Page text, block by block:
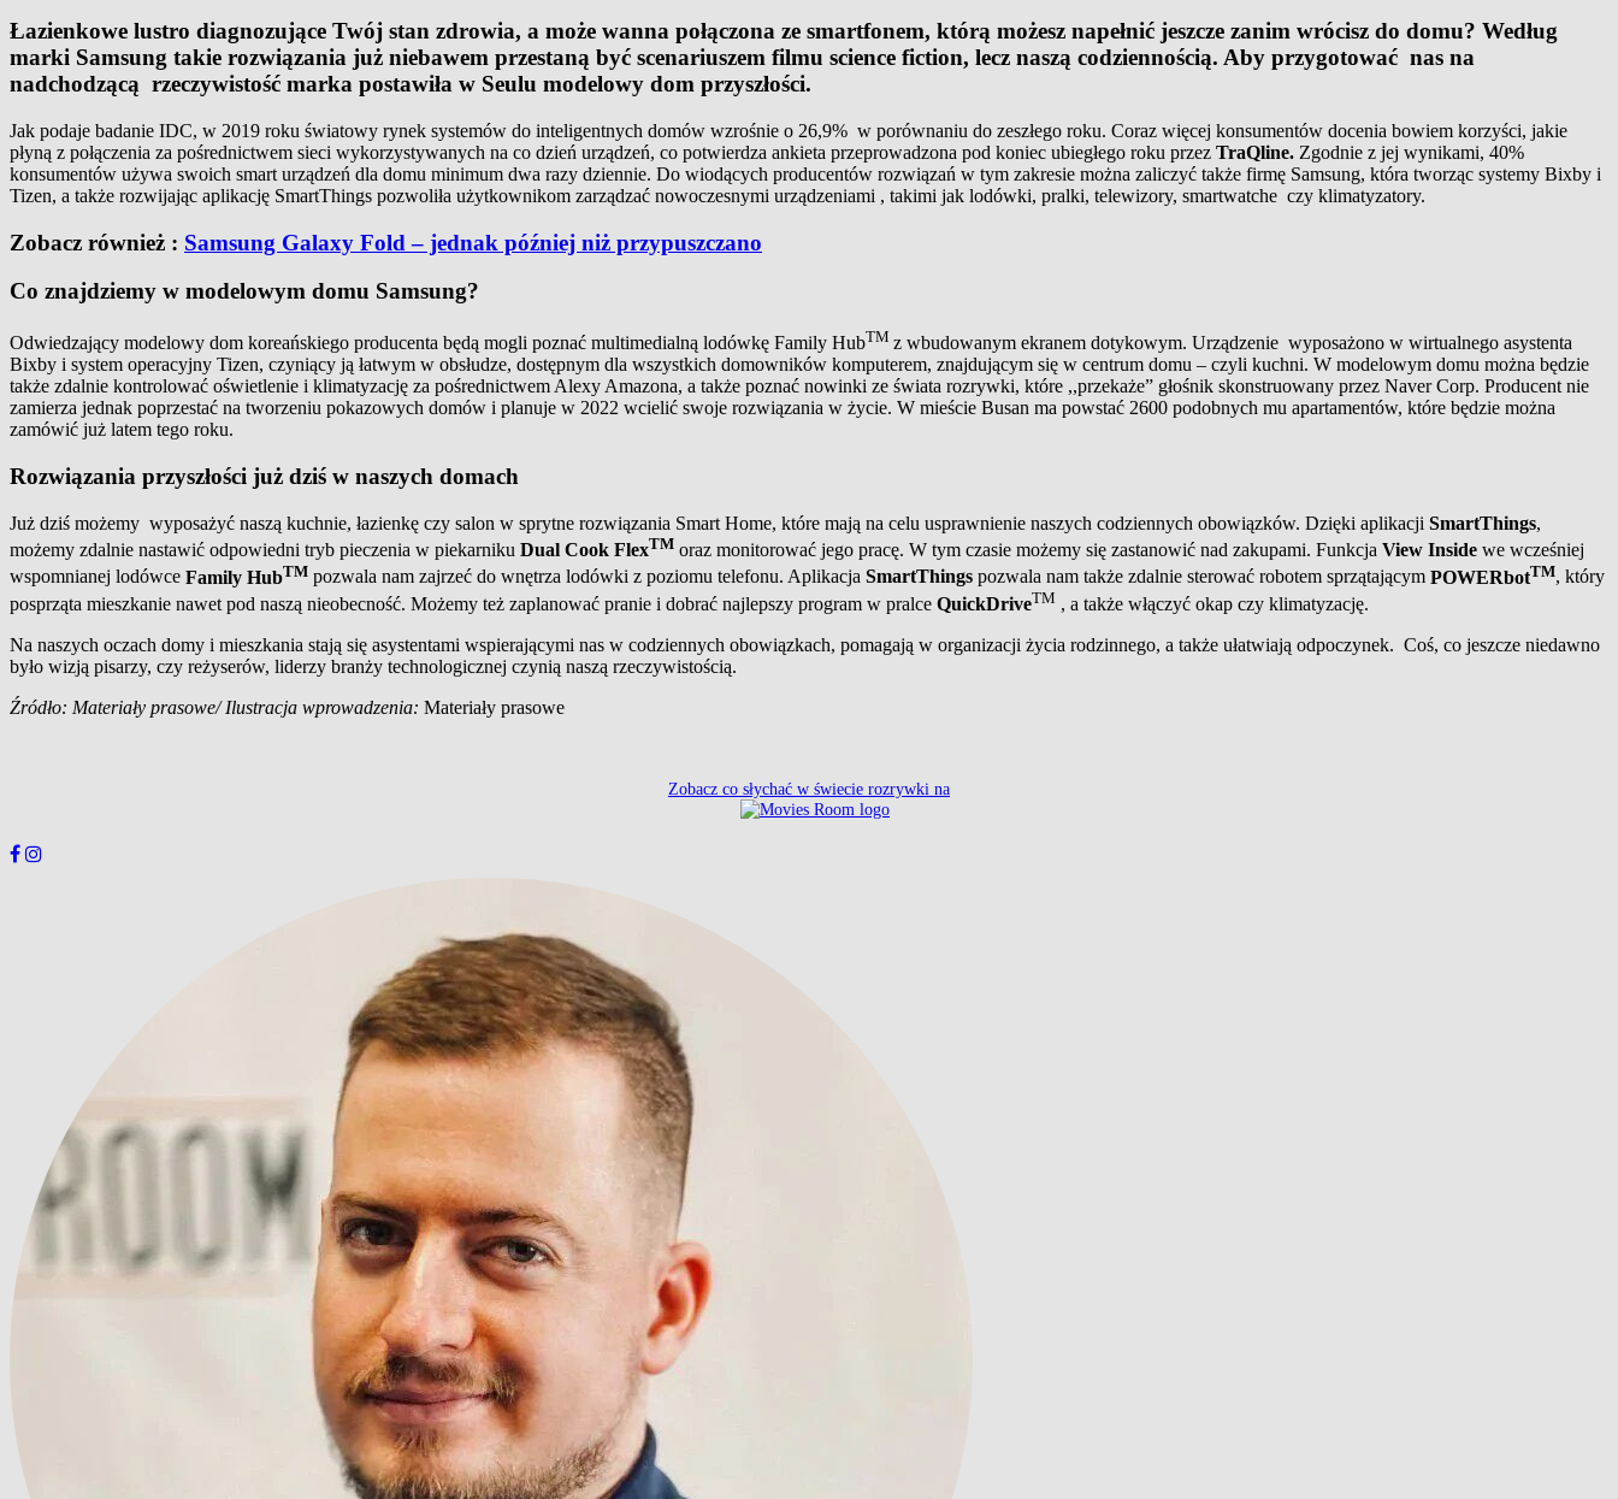
Łazienkowe lustro diagnozujące Twój stan zdrowia, a może wanna połączona ze smartfonem, którą możesz napełnić jeszcze zanim wrócisz do domu? Według
marki Samsung takie rozwiązania już niebawem przestaną być scenariuszem filmu science fiction, lecz naszą codziennością. Aby przygotować nas na
nadchodzącą rzeczywistość marka postawiła w Seulu modelowy dom przyszłości.
Jak podaje badanie IDC, w 2019 roku światowy rynek systemów do inteligentnych domów wzrośnie o 26,9% w porównaniu do zeszłego roku. Coraz więcej konsumentów docenia bowiem korzyści, jakie
płyną z połączenia za pośrednictwem sieci wykorzystywanych na co dzień urządzeń, co potwierdza ankieta przeprowadzona pod koniec ubiegłego roku przez TraQline. Zgodnie z jej wynikami, 40%
konsumentów używa swoich smart urządzeń dla domu minimum dwa razy dziennie. Do wiodących producentów rozwiązań w tym zakresie można zaliczyć także firmę Samsung, która tworząc systemy Bixby i
Tizen, a także rozwijając aplikację SmartThings pozwoliła użytkownikom zarządzać nowoczesnymi urządzeniami , takimi jak lodówki, pralki, telewizory, smartwatche czy klimatyzatory.
Zobacz również : Samsung Galaxy Fold – jednak później niż przypuszczano
Co znajdziemy w modelowym domu Samsung?
Odwiedzający modelowy dom koreańskiego producenta będą mogli poznać multimedialną lodówkę Family HubTM z wbudowanym ekranem dotykowym. Urządzenie wyposażono w wirtualnego asystenta
Bixby i system operacyjny Tizen, czyniący ją łatwym w obsłudze, dostępnym dla wszystkich domowników komputerem, znajdującym się w centrum domu – czyli kuchni. W modelowym domu można będzie
także zdalnie kontrolować oświetlenie i klimatyzację za pośrednictwem Alexy Amazona, a także poznać nowinki ze świata rozrywki, które ,,przekaże” głośnik skonstruowany przez Naver Corp. Producent nie
zamierza jednak poprzestać na tworzeniu pokazowych domów i planuje w 2022 wcielić swoje rozwiązania w życie. W mieście Busan ma powstać 2600 podobnych mu apartamentów, które będzie można
zamówić już latem tego roku.
Rozwiązania przyszłości już dziś w naszych domach
Już dziś możemy wyposażyć naszą kuchnie, łazienkę czy salon w sprytne rozwiązania Smart Home, które mają na celu usprawnienie naszych codziennych obowiązków. Dzięki aplikacji SmartThings,
możemy zdalnie nastawić odpowiedni tryb pieczenia w piekarniku Dual Cook FlexTM oraz monitorować jego pracę. W tym czasie możemy się zastanowić nad zakupami. Funkcja View Inside we wcześniej
wspomnianej lodówce Family HubTM pozwala nam zajrzeć do wnętrza lodówki z poziomu telefonu. Aplikacja SmartThings pozwala nam także zdalnie sterować robotem sprzątającym POWERbotTM, który
posprząta mieszkanie nawet pod naszą nieobecność. Możemy też zaplanować pranie i dobrać najlepszy program w pralce QuickDriveTM , a także włączyć okap czy klimatyzację.
Na naszych oczach domy i mieszkania stają się asystentami wspierającymi nas w codziennych obowiązkach, pomagają w organizacji życia rodzinnego, a także ułatwiają odpoczynek. Coś, co jeszcze niedawno
było wizją pisarzy, czy reżyserów, liderzy branży technologicznej czynią naszą rzeczywistością.
Źródło: Materiały prasowe/ Ilustracja wprowadzenia: Materiały prasowe
Zobacz co słychać w świecie rozrywki na